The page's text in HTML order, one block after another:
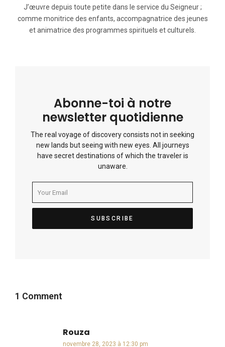
J’œuvre depuis toute petite dans le service du Seigneur ;
comme monitrice des enfants, accompagnatrice des jeunes
et animatrice des programmes spirituels et culturels.
Abonne-toi à notre
newsletter quotidienne
The real voyage of discovery consists not in seeking
new lands but seeing with new eyes. All journeys
have secret destinations of which the traveler is
unaware.
1 Comment
Rouza
novembre 28, 2023 à 12:30 pm